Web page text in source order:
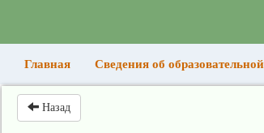
Главная(current)Сведения об
Назад